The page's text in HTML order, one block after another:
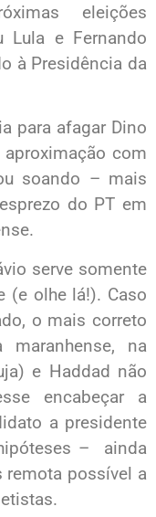
eleições
Lula e Fernando
à Presidência da
para afagar Dino
com
soando – mais
do PT em
serve somente
(e olhe lá!). Caso
o mais correto
na
e Haddad não
encabeçar a
a presidente
– ainda
remota possível a